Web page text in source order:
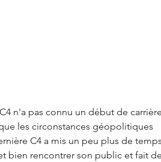
Citroën
n'a pas connu un début de carrière
les circonstances géopolitiques
C4 a mis un peu plus de temps
bien rencontrer son public et fait